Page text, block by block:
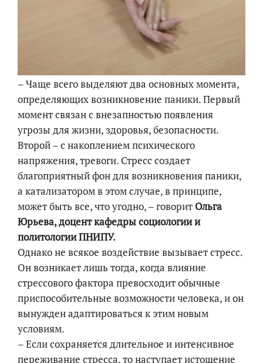
– Чаще всего выделяют два основных момента,
определяющих возникновение паники. Первый
момент связан с внезапностью появления
угрозы для жизни, здоровья, безопасности.
Второй – с накоплением психического
напряжения, тревоги. Стресс создает
благоприятный фон для возникновения паники,
а катализатором в этом случае, в принципе,
может быть все, что угодно, – говорит Ольга
Юрьева, доцент кафедры социологии и
политологии ПНИПУ.
Однако не всякое воздействие вызывает стресс.
Он возникает лишь тогда, когда влияние
стрессового фактора превосходит обычные
приспособительные возможности человека, и он
вынужден адаптироваться к этим новым
условиям.
– Если сохраняется длительное и интенсивное
переживание стресса, то наступает истощение